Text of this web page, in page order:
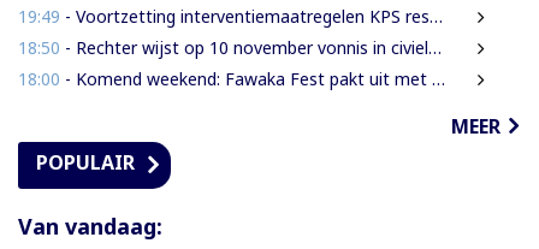
19:49 - Voortzetting interventiemaatregelen KPS resulteren steeds weer in aantal aanhoudingen en inverzekeringstellingen van verdachte
18:50 - Rechter wijst op 10 november vonnis in civiele zaak Decembermoorden
18:00 - Komend weekend: Fawaka Fest pakt uit met topartiesten in het Zuiderpark van Den Haag
MEER
POPULAIR
Van vandaag: